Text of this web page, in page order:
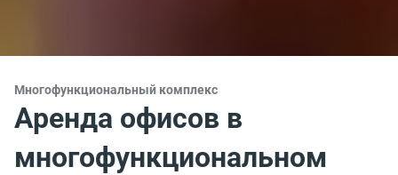
Многофункциональный комплекс
Аренда офисов в
многофункциональном